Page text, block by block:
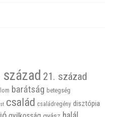
21. század
barátság betegség
család családregény disztópia